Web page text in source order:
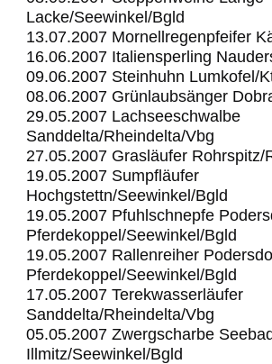
Lacke/Seewinkel/Bgld
13.07.2007 Mornellregenpfeifer
16.06.2007 Italiensperling
09.06.2007 Steinhuhn Lumkofel/
08.06.2007 Grünlaubsänger
29.05.2007 Lachseeschwalbe
Sanddelta/Rheindelta/Vbg
27.05.2007 Grasläufer Rohrspitz/
19.05.2007 Sumpfläufer
Hochgstettn/Seewinkel/Bgld
19.05.2007 Pfuhlschnepfe
Pferdekoppel/Seewinkel/Bgld
19.05.2007 Rallenreiher
Pferdekoppel/Seewinkel/Bgld
17.05.2007 Terekwasserläufer
Sanddelta/Rheindelta/Vbg
05.05.2007 Zwergscharbe
Illmitz/Seewinkel/Bgld